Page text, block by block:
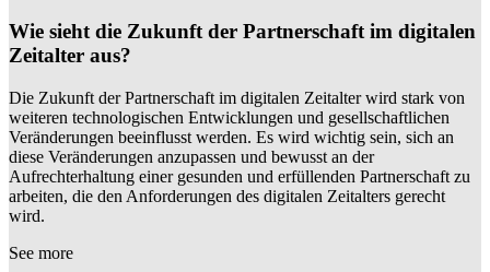
Wie sieht die Zukunft der Partnerschaft im digitalen
Zeitalter aus?
Die Zukunft der Partnerschaft im digitalen Zeitalter wird stark von
weiteren technologischen Entwicklungen und gesellschaftlichen
Veränderungen beeinflusst werden. Es wird wichtig sein, sich an
diese Veränderungen anzupassen und bewusst an der
Aufrechterhaltung einer gesunden und erfüllenden Partnerschaft zu
arbeiten, die den Anforderungen des digitalen Zeitalters gerecht
wird.
See more